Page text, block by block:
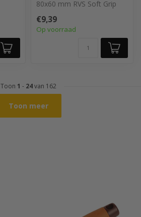
80x60 mm RVS Soft Grip
€9,39
Op voorraad
Toon 1 - 24van 162
Toon meer